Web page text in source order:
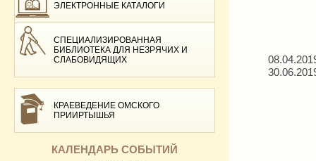
ЭЛЕКТРОННЫЕ КАТАЛОГИ
СПЕЦИАЛИЗИРОВАННАЯ
БИБЛИОТЕКА ДЛЯ НЕЗРЯЧИХ И
СЛАБОВИДЯЩИХ
КРАЕВЕДЕНИЕ ОМСКОГО
ПРИИРТЫШЬЯ
КАЛЕНДАРЬ СОБЫТИЙ